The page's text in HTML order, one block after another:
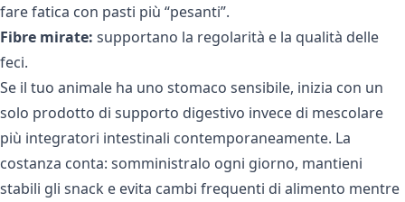
fare fatica con pasti più “pesanti”.
Fibre mirate: supportano la regolarità e la qualità delle
feci.
Se il tuo animale ha uno stomaco sensibile, inizia con un
solo prodotto di supporto digestivo invece di mescolare
più integratori intestinali contemporaneamente. La
costanza conta: somministralo ogni giorno, mantieni
stabili gli snack e evita cambi frequenti di alimento mentre